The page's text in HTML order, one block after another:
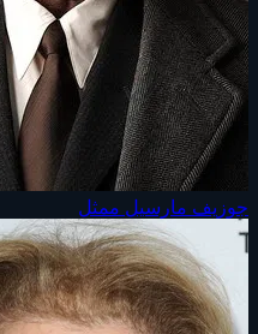
جوزيف مارسيل ممثل